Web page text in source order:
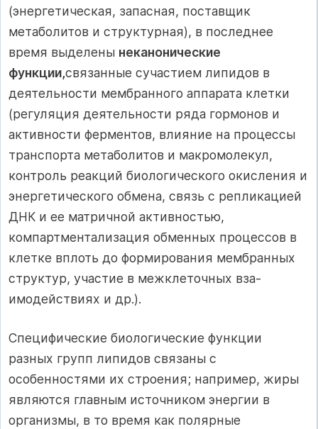
(энергетическая, запас­ная, поставщик
метаболитов и структурная), в последнее
время выделены неканонические
функции,связанные сучастием липидов в
деятельности мембранного аппарата клетки
(регуляция дея­тельности ряда гормонов и
активности ферментов, влияние на процессы
транспорта метабо­литов и макромолекул,
контроль реакций биологического окисления и
энерге­тического обмена, связь с репликацией
ДНК и ее матричной активностью,
компартментализация обменных процессов в
клетке вплоть до формирования мем­бранных
структур, участие в межклеточных вза­
имодействиях и др.).
Специфические биологические функции
разных групп липидов связаны с
особенностями их строения; например, жиры
являются главным источником энергии в
организмы, в то время как полярные